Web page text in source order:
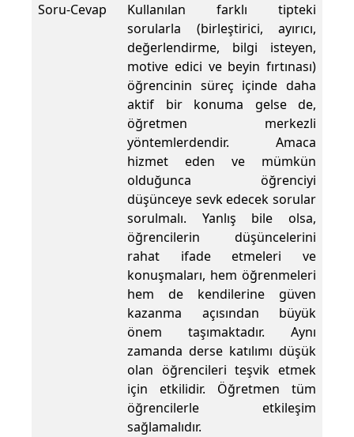
Soru-Cevap
Kullanılan farklı tipteki
sorularla (birleştirici, ayırıcı,
değerlendirme, bilgi isteyen,
motive edici ve beyin fırtınası)
öğrencinin süreç içinde daha
aktif bir konuma gelse de,
öğretmen merkezli
yöntemlerdendir. Amaca
hizmet eden ve mümkün
olduğunca öğrenciyi
düşünceye sevk edecek sorular
sorulmalı. Yanlış bile olsa,
öğrencilerin düşüncelerini
rahat ifade etmeleri ve
konuşmaları, hem öğrenmeleri
hem de kendilerine güven
kazanma açısından büyük
önem taşımaktadır. Aynı
zamanda derse katılımı düşük
olan öğrencileri teşvik etmek
için etkilidir. Öğretmen tüm
öğrencilerle etkileşim
sağlamalıdır.